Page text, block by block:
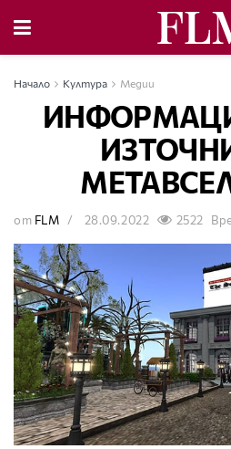
Начало Култура Медии
от FLM 28.09.2022 2522